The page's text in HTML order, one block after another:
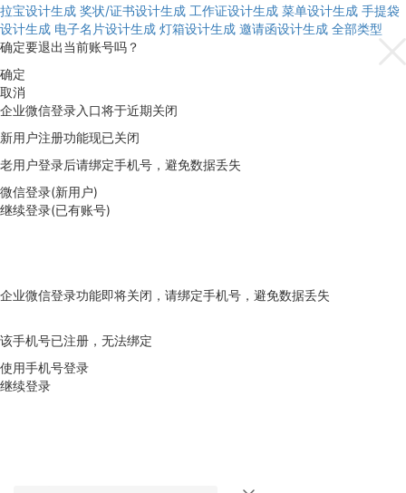
拉宝设计生成 奖状/证书设计生成 工作证设计生成 菜单设计生成 手提袋
设计生成 电子名片设计生成 灯箱设计生成 邀请函设计生成 全部类型
确定要退出当前账号吗？
确定
取消
企业微信登录入口将于近期关闭
新用户注册功能现已关闭
老用户登录后请绑定手机号，避免数据丢失
微信登录(新用户)
继续登录(已有账号)
企业微信登录功能即将关闭，请绑定手机号，避免数据丢失
该手机号已注册，无法绑定
使用手机号登录
继续登录